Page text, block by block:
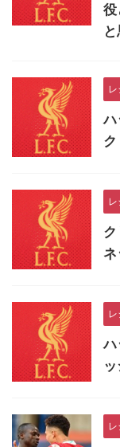
役
レ
ク
レ
レ
ハ
ッ
レ